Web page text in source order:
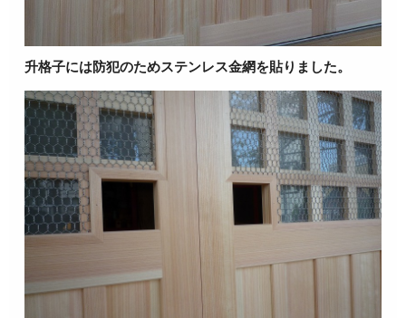
升格子には防犯のためステンレス金網を貼りました。